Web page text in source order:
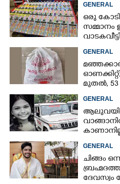
GENERAL
ഒരു
സമ്മാനം
GENERAL
മുതൽ,
GENERAL
GENERAL
ചിങ്ങം